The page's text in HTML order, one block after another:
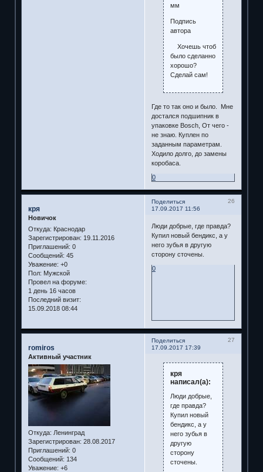
мм
Подпись
автора
Хочешь чтоб
было сделанно
хорошо?
Сделай сам!
Где то так оно и было. Мне
достался подшипник в
упаковке Bosch, От чего -
не знаю. Куплен по
заданным параметрам.
Ходило долго, до замены
коробаса.
0
Поделиться
26
17.09.2017 11:56
кря
Новичок
Откуда: Краснодар
Зарегистрирован: 19.11.2016
Приглашений: 0
Сообщений: 45
Уважение: +0
Пол: Мужской
Провел на форуме:
1 день 16 часов
Последний визит:
15.09.2018 08:44
Люди добрые, где правда?
Купил новый бендикс, а у
него зубья в другую
сторону сточены.
0
Поделиться
27
17.09.2017 17:39
romiros
Активный участник
Откуда: Ленинград
Зарегистрирован: 28.08.2017
Приглашений: 0
Сообщений: 134
Уважение: +6
кря
написал(а):
Люди добрые,
где правда?
Купил новый
бендикс, а у
него зубья в
другую
сторону
сточены.